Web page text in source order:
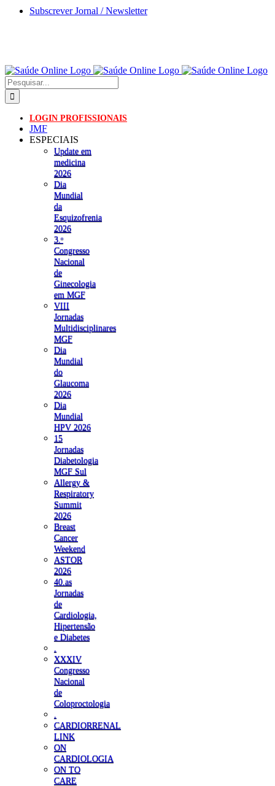
Skip
Subscrever Jornal / Newsletter
Pesquisar
LOGIN PROFISSIONAIS
JMF
ESPECIAIS
Update em
medicina
2026
Dia
Mundial
da
Esquizofrenia
2026
3.ᵒ
Congresso
Nacional
de
Ginecologia
em MGF
VIII
Jornadas
Multidisciplinares
MGF
Dia
Mundial
do
Glaucoma
2026
Dia
Mundial
HPV 2026
15
Jornadas
Diabetologia
MGF Sul
Allergy &
Respiratory
Summit
2026
Breast
Cancer
Weekend
ASTOR
2026
40.as
Jornadas
de
Cardiologia,
Hipertensão
e Diabetes
XXXIV
Congresso
Nacional
de
Coloproctologia
CARDIORRENAL
LINK
ON
CARDIOLOGIA
ON TO
CARE